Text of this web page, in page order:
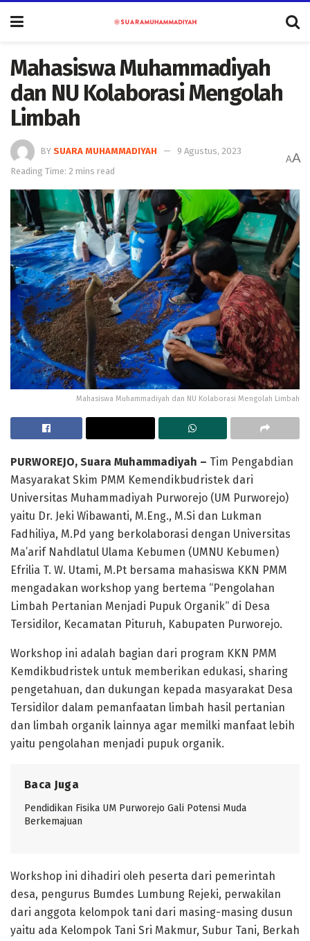
Mahasiswa Muhammadiyah
dan NU Kolaborasi Mengolah
Limbah
BY SUARA MUHAMMADIYAH
9 Agustus, 2023
Reading Time: 2 mins read
AA
Mahasiswa Muhammadiyah dan NU Kolaborasi Mengolah Limbah
PURWOREJO, Suara Muhammadiyah – Tim Pengabdian
Masyarakat Skim PMM Kemendikbudristek dari
Universitas Muhammadiyah Purworejo (UM Purworejo)
yaitu Dr. Jeki Wibawanti, M.Eng., M.Si dan Lukman
Fadhiliya, M.Pd yang berkolaborasi dengan Universitas
Ma’arif Nahdlatul Ulama Kebumen (UMNU Kebumen)
Efrilia T. W. Utami, M.Pt bersama mahasiswa KKN PMM
mengadakan workshop yang bertema “Pengolahan
Limbah Pertanian Menjadi Pupuk Organik“ di Desa
Tersidilor, Kecamatan Pituruh, Kabupaten Purworejo.
Workshop ini adalah bagian dari program KKN PMM
Kemdikbudristek untuk memberikan edukasi, sharing
pengetahuan, dan dukungan kepada masyarakat Desa
Tersidilor dalam pemanfaatan limbah hasil pertanian
dan limbah organik lainnya agar memilki manfaat lebih
yaitu pengolahan menjadi pupuk organik.
Baca Juga
Pendidikan Fisika UM Purworejo Gali Potensi Muda
Berkemajuan
Workshop ini dihadiri oleh peserta dari pemerintah
desa, pengurus Bumdes Lumbung Rejeki, perwakilan
dari anggota kelompok tani dari masing-masing dusun
yaitu ada Kelompok Tani Sri Makmur, Subur Tani, Berkah